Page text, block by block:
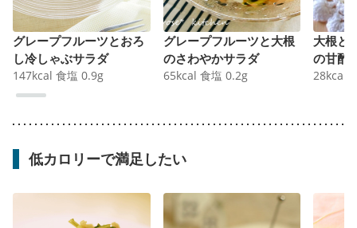
グレープフルーツとおろ
し冷しゃぶサラダ
147kcal 食塩 0.9g
グレープフルーツと大根
のさわやかサラダ
65kcal 食塩 0.2g
大根と
の甘酢
28kcal
低カロリーで満足したい